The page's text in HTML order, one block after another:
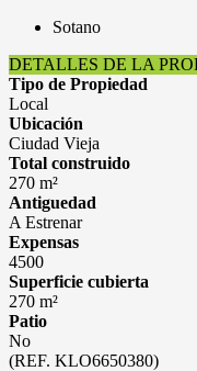
Sotano
DETALLES DE LA
Tipo de Propiedad
Local
Ubicación
Ciudad Vieja
Total construido
270 m²
Antiguedad
A Estrenar
Expensas
4500
Superficie cubierta
270 m²
Patio
No
(REF. KLO6650380)